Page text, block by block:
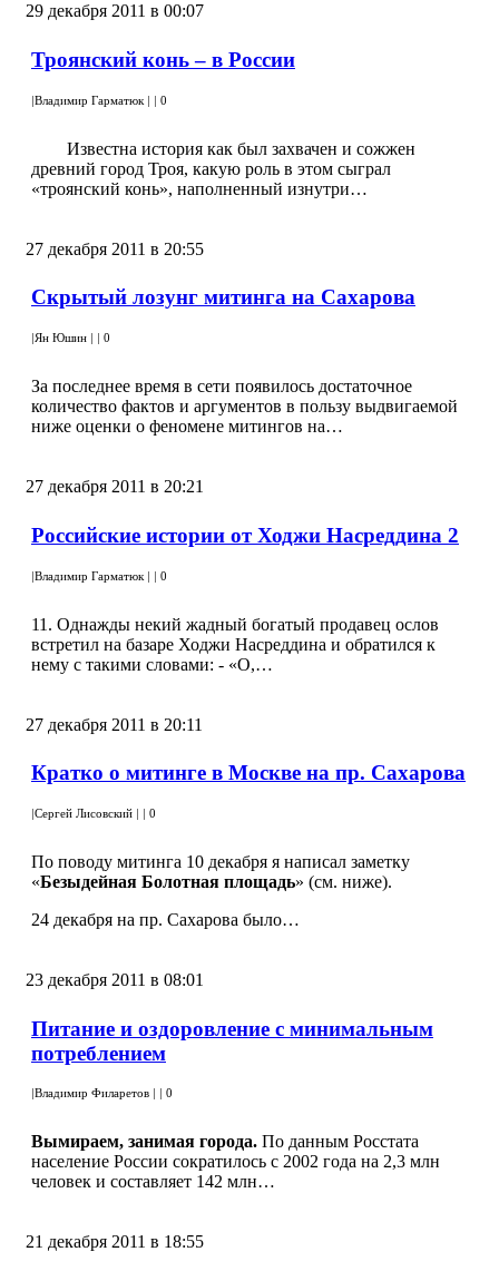
29 декабря 2011 в 00:07
Троянский конь – в России
|Владимир Гарматюк | | 0
Известна история как был захвачен и сожжен
древний город Троя, какую роль в этом сыграл
«троянский конь», наполненный изнутри…
27 декабря 2011 в 20:55
Cкрытый лозунг митинга на Сахарова
|Ян Юшин | | 0
За последнее время в сети появилось достаточное
количество фактов и аргументов в пользу выдвигаемой
ниже оценки о феномене митингов на…
27 декабря 2011 в 20:21
Российские истории от Ходжи Насреддина 2
|Владимир Гарматюк | | 0
11. Однажды некий жадный богатый продавец ослов
встретил на базаре Ходжи Насреддина и обратился к
нему с такими словами: - «О,…
27 декабря 2011 в 20:11
Кратко о митинге в Москве на пр. Сахарова
|Сергей Лисовский | | 0
По поводу митинга 10 декабря я написал заметку
«Безыдейная Болотная площадь» (см. ниже).
24 декабря на пр. Сахарова было…
23 декабря 2011 в 08:01
Питание и оздоровление с минимальным
потреблением
Владимир Филаретов 0
Вымираем, занимая города. По данным Росстата
население России сократилось с 2002 года на 2,3 млн
человек и составляет 142 млн…
21 декабря 2011 в 18:55